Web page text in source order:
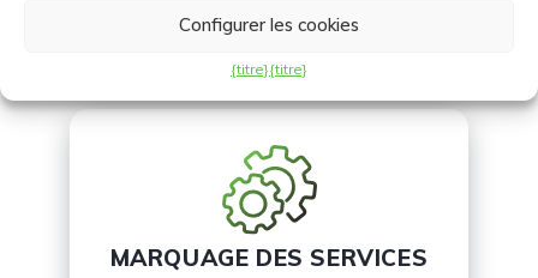
Configurer les cookies
{titre}{titre}
NOUS CONTACTER
MARQUAGE DES SERVICES